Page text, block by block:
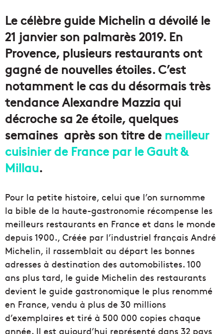
Le célèbre guide Michelin a dévoilé le
21 janvier son palmarès 2019. En
Provence, plusieurs restaurants ont
gagné de nouvelles étoiles. C’est
notamment le cas du désormais très
tendance Alexandre Mazzia qui
décroche sa 2e étoile, quelques
semaines après son titre de meilleur
cuisinier de France par le Gault &
Millau.
Pour la petite histoire, celui que l’on surnomme
la bible de la haute-gastronomie récompense les
meilleurs restaurants en France et dans le monde
depuis 1900., Créée par l’industriel français André
Michelin, il rassemblait au départ les bonnes
adresses à destination des automobilistes. 100
ans plus tard, le guide Michelin des restaurants
devient le guide gastronomique le plus renommé
en France, vendu à plus de 30 millions
d’exemplaires et tiré à 500 000 copies chaque
année. Il est aujourd’hui représenté dans 32 pays